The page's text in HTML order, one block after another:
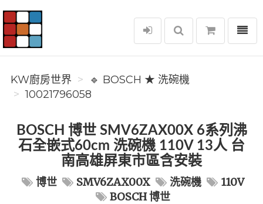
KW廚房世界
選單
KW廚房世界
🔹 BOSCH ★ 洗碗機
10021796058
BOSCH 博世 SMV6ZAX00X 6系列沸
石全嵌式60cm 洗碗機 110V 13人 台
南高雄屏東市區含安裝
博世 SMV6ZAX00X 洗碗機
110V
BOSCH 博世